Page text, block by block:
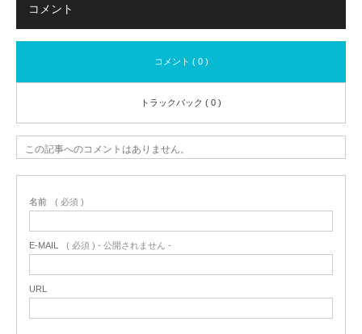
コメント
コメント ( 0 )
トラックバック ( 0 )
この記事へのコメントはありません。
名前 ( 必須 )
E-MAIL ( 必須 ) - 公開されません -
URL